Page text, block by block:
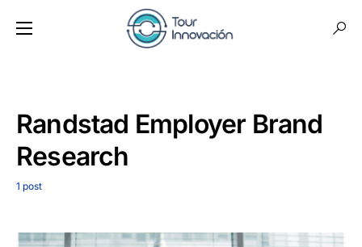
Randstad Employer Brand
Research
1 post